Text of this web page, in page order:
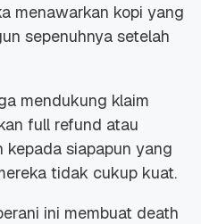
menawarkan kopi yang
sepenuhnya setelah
mendukung klaim
full refund atau
kepada siapapun yang
tidak cukup kuat.
ini membuat death